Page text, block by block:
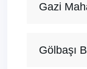
Gazi
Gölbaşı